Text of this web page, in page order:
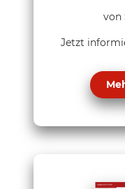
von
Jetzt